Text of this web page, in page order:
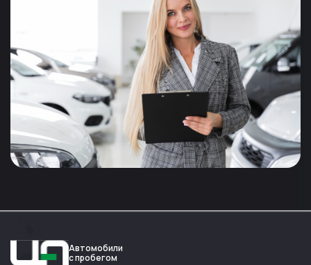
Автомобили
с пробегом